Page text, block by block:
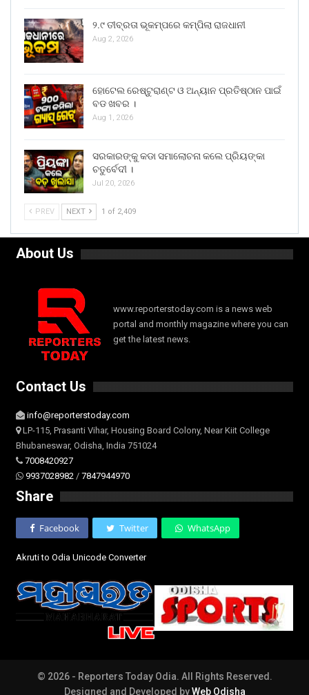
୨.୯ ତୀବ୍ରତା ଭୂକମ୍ପରେ କମ୍ପିଲା ରାଜଧାନୀ
Aug 2, 2026
ହୋଟେଲ ରେଷ୍ଟୁରାଣ୍ଟ ଓ ଅନ୍ୟାନ ପ୍ରତିଷ୍ଠାନ ପାଇଁ
ବଡ ଖବର ।
Aug 1, 2026
ସରକାରଙ୍କୁ କଡା ସମାଲୋଚନା କଲେ ପ୍ରିୟଙ୍କା
ଚତୁର୍ବେଦୀ ।
Jul 20, 2026
PREV NEXT 1 of 2,409
About Us
www.reporterstoday.com is a news web
portal and monthly magazine where you can
get the latest news.
Contact Us
info@reporterstoday.com
LP-115, Prasanti Vihar, Housing Board Colony, Near Kiit College
Bhubaneswar, Odisha, India 751024
7008420927
9937028982 / 7847944970
Share
Facebook Twitter WhatsApp
Akruti to Odia Unicode Converter
© 2026 - Reporters Today Odia. All Rights Reserved.
Designed and Developed byWeb Odisha